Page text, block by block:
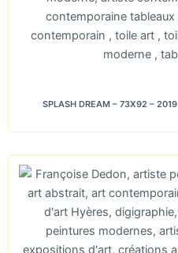
SPLASH DREAM – 73X92 – 2019